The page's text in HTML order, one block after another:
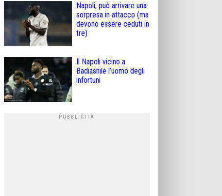
Napoli, può arrivare una
sorpresa in attacco (ma
devono essere ceduti in
tre)
Il Napoli vicino a
Badiashile l’uomo degli
infortuni